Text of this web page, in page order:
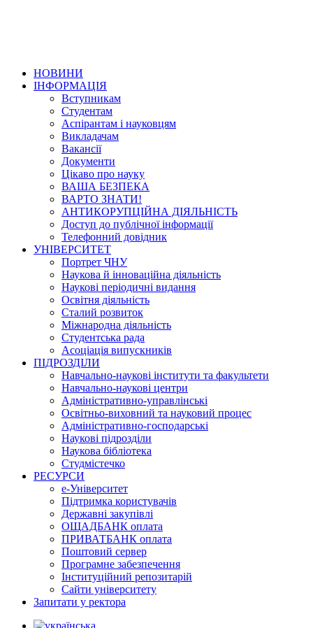
НОВИНИ
ІНФОРМАЦІЯ
Вступникам
Студентам
Аспірантам і науковцям
Викладачам
Вакансії
Документи
Цікаво про науку
ВАША БЕЗПЕКА
ВАРТО ЗНАТИ!
АНТИКОРУПЦІЙНА ДІЯЛЬНІСТЬ
Доступ до публічної інформації
Телефонний довідник
УНІВЕРСИТЕТ
Портрет ЧНУ
Наукова й інноваційна діяльність
Наукові періодичні видання
Освітня діяльність
Сталий розвиток
Міжнародна діяльність
Студентська рада
Асоціація випускників
ПІДРОЗДІЛИ
Навчально-наукові інститути та факультети
Навчально-наукові центри
Адміністративно-управлінські
Освітньо-виховний та науковий процес
Адміністративно-господарські
Наукові підрозділи
Наукова бібліотека
Студмістечко
РЕСУРСИ
е-Університет
Підтримка користувачів
Державні закупівлі
ОЩАДБАНК оплата
ПРИВАТБАНК оплата
Поштовий сервер
Програмне забезпечення
Інституційний репозитарій
Сайти університету
Запитати у ректора